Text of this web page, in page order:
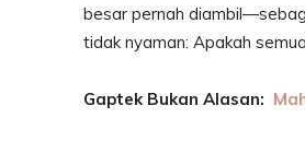
besar pernah
tidak nyaman: Apakah
Gaptek Bukan Alasan: